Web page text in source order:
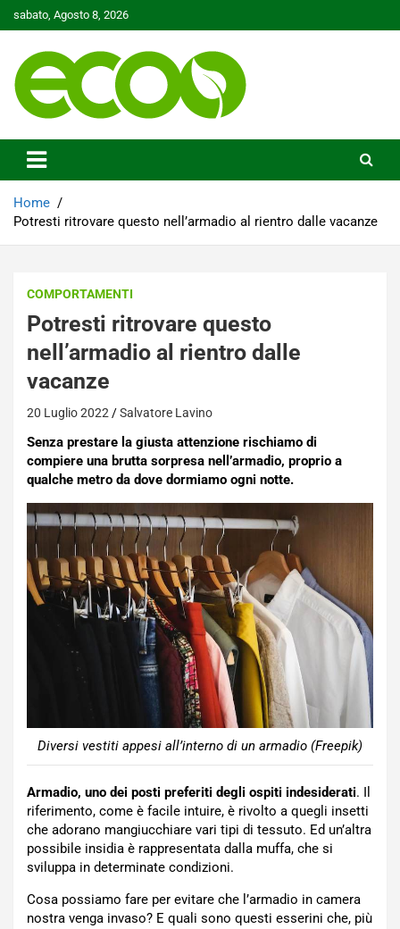
to
sabato, Agosto 8, 2026
Ecoo.it
Home
Potresti ritrovare questo nell’armadio al rientro dalle vacanze
COMPORTAMENTI
Potresti ritrovare questo
nell’armadio al rientro dalle
vacanze
20 Luglio 2022 Salvatore Lavino
Senza prestare la giusta attenzione rischiamo di
compiere una brutta sorpresa nell’armadio, proprio a
qualche metro da dove dormiamo ogni notte.
Diversi vestiti appesi all’interno di un armadio (Freepik)
Armadio, uno dei posti preferiti degli ospiti indesiderati. Il
riferimento, come è facile intuire, è rivolto a quegli insetti
che adorano mangiucchiare vari tipi di tessuto. Ed un’altra
possibile insidia è rappresentata dalla muffa, che si
sviluppa in determinate condizioni.
Cosa possiamo fare per evitare che l’armadio in camera
nostra venga invaso? E quali sono questi esserini che, più